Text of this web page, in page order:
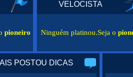
pioneiro
VELOCISTA
Ninguém platinou.Seja o
POSTOU DICAS